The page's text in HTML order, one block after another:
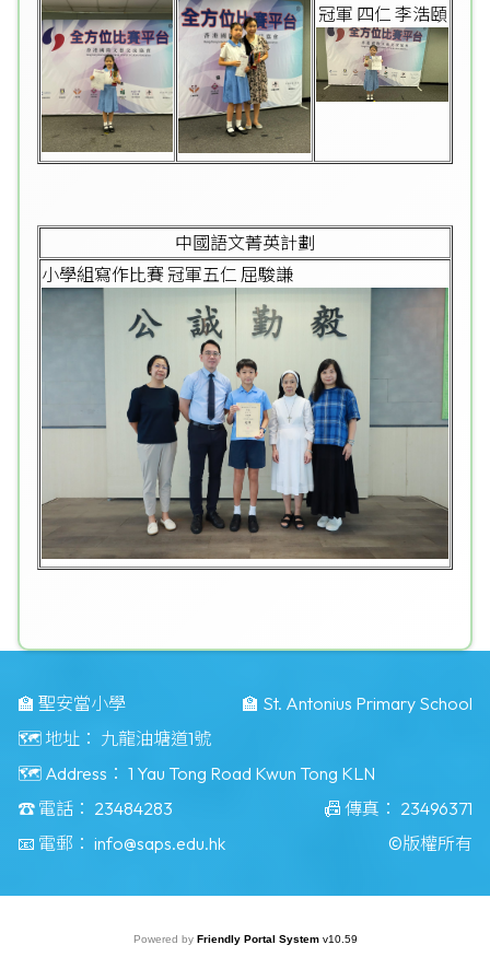
冠軍 四仁 李浩頤
中國語文菁英計劃
小學組寫作比賽 冠軍五仁 屈駿謙
🏫 聖安當小學
🏫 St. Antonius Primary School
🗺️ 地址： 九龍油塘道1號
🗺️ Address： 1 Yau Tong Road Kwun Tong KLN
☎️ 電話： 23484283 📠 傳真： 23496371
📧 電郵： info@saps.edu.hk ©版權所有
Powered by Friendly Portal System v10.59